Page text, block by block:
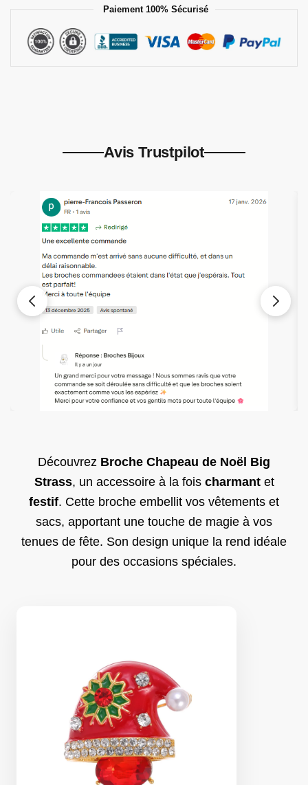
Paiement 100% Sécurisé
Avis Trustpilot
Découvrez Broche Chapeau de Noël Big
Strass, un accessoire à la fois charmantet
festif. Cette broche embellit vos vêtements et
sacs, apportant une touche de magie à vos
tenues de fête. Son design unique la rend idéale
pour des occasions spéciales.